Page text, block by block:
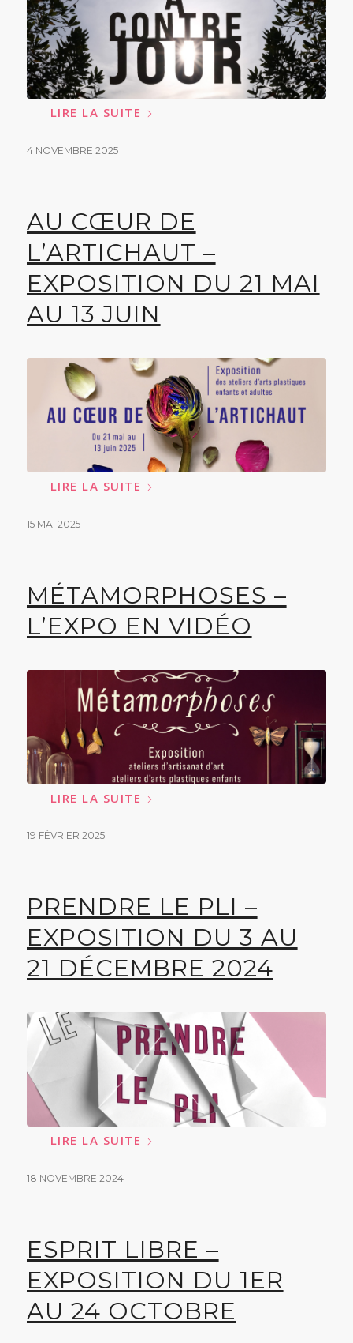
LIRE LA SUITE
4 NOVEMBRE 2025
AU CŒUR DE
L’ARTICHAUT –
EXPOSITION DU 21 MAI
AU 13 JUIN
LIRE LA SUITE
15 MAI 2025
MÉTAMORPHOSES –
L’EXPO EN VIDÉO
LIRE LA SUITE
19 FÉVRIER 2025
PRENDRE LE PLI –
EXPOSITION DU 3 AU
21 DÉCEMBRE 2024
LIRE LA SUITE
18 NOVEMBRE 2024
ESPRIT LIBRE –
EXPOSITION DU 1ER
AU 24 OCTOBRE